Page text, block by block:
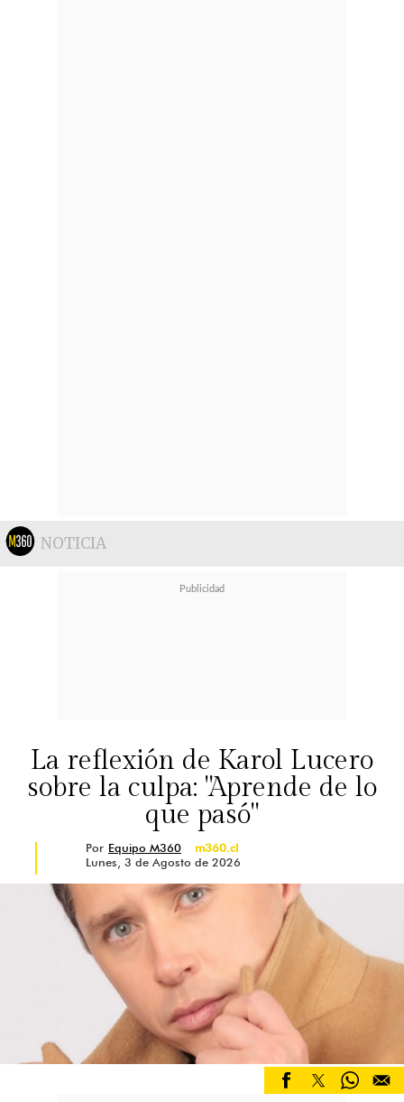
NOTICIA
La reflexión de Karol Lucero
sobre la culpa: "Aprende de lo
que pasó"
Por Equipo M360
m360.cl
Lunes, 3 de Agosto de 2026